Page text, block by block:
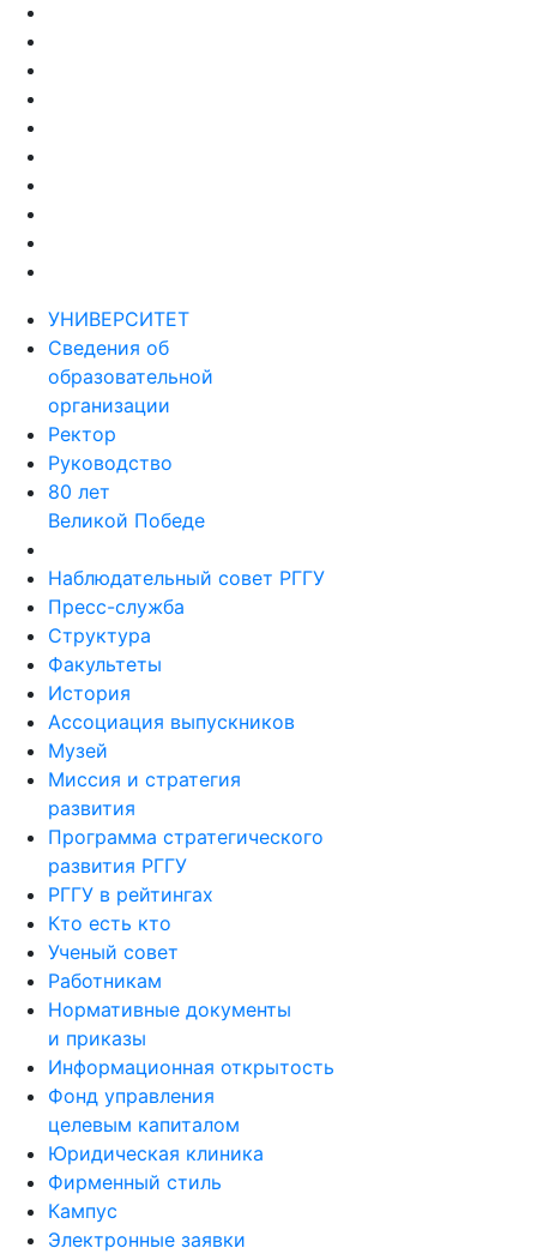
УНИВЕРСИТЕТ
Сведения об
образовательной
организации
Ректор
Руководство
80 лет
Великой Победе
Наблюдательный совет РГГУ
Пресс-служба
Структура
Факультеты
История
Ассоциация выпускников
Музей
Миссия и стратегия
развития
Программа стратегического
развития РГГУ
РГГУ в рейтингах
Кто есть кто
Ученый совет
Работникам
Нормативные документы
и приказы
Информационная открытость
Фонд управления
целевым капиталом
Юридическая клиника
Фирменный стиль
Кампус
Электронные заявки